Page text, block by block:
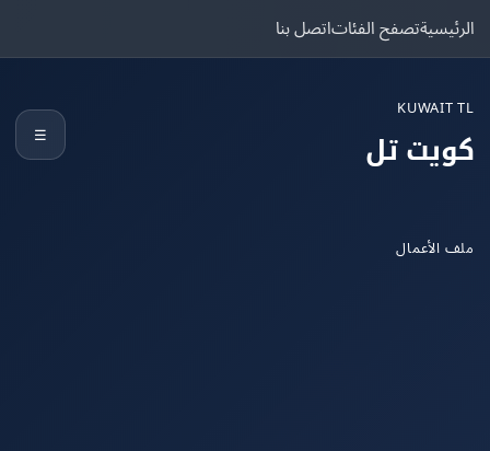
تصفح الفئاتاتصل بنا
تل